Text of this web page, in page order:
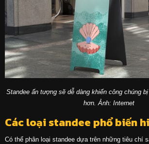
Standee ấn tượng sẽ dễ dàng khiến công chúng
hơn. Ảnh: Internet
Các loại standee phổ biến
Có thể phân loại standee dựa trên những tiêu chí